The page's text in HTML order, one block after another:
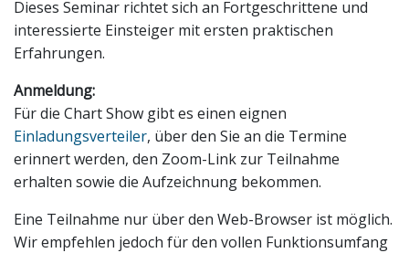
Dieses Seminar richtet sich an Fortgeschrittene und
interessierte Einsteiger mit ersten praktischen
Erfahrungen.
Anmeldung:
Für die Chart Show gibt es einen eignen
Einladungsverteiler, über den Sie an die Termine
erinnert werden, den Zoom-Link zur Teilnahme
erhalten sowie die Aufzeichnung bekommen.
Eine Teilnahme nur über den Web-Browser ist möglich.
Wir empfehlen jedoch für den vollen Funktionsumfang